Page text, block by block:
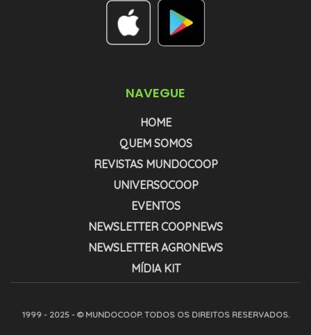
NAVEGUE
HOME
QUEM SOMOS
REVISTAS MUNDOCOOP
UNIVERSOCOOP
EVENTOS
NEWSLETTER COOPNEWS
NEWSLETTER AGRONEWS
MÍDIA KIT
1999 - 2025 - © MUNDOCOOP. TODOS OS DIREITOS RESERVADOS.